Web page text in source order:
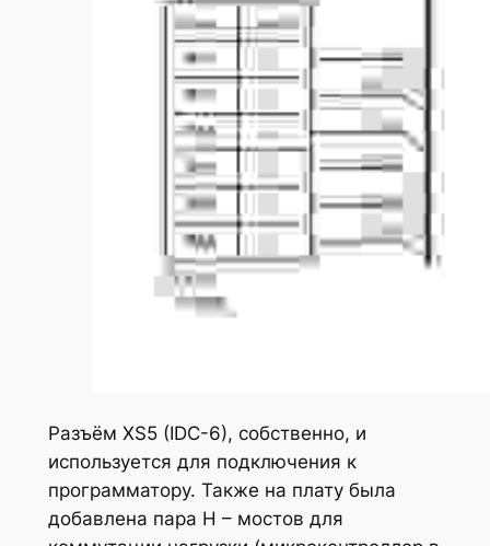
Разъём XS5 (IDC-6), собственно, и
используется для подключения к
программатору. Также на плату была
добавлена пара Н – мостов для